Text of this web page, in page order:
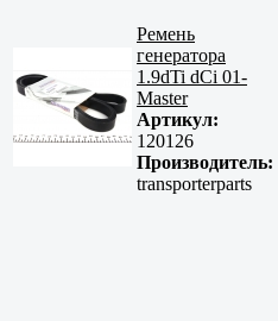
Ремень
генератора
1.9dTi dCi 01-
Master
Артикул:
120126
Производитель:
transporterparts